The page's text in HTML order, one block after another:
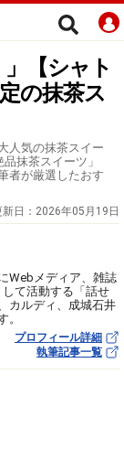
【シャト
の抹茶ス
人気の抹茶スイー
抹茶スイーツ」
者が厳選したおす
日： 2026年05月19日
Webメディア、雑誌
て活動する「話せ
カルディ、成城石井
。
プロフィール詳細
執筆記事一覧